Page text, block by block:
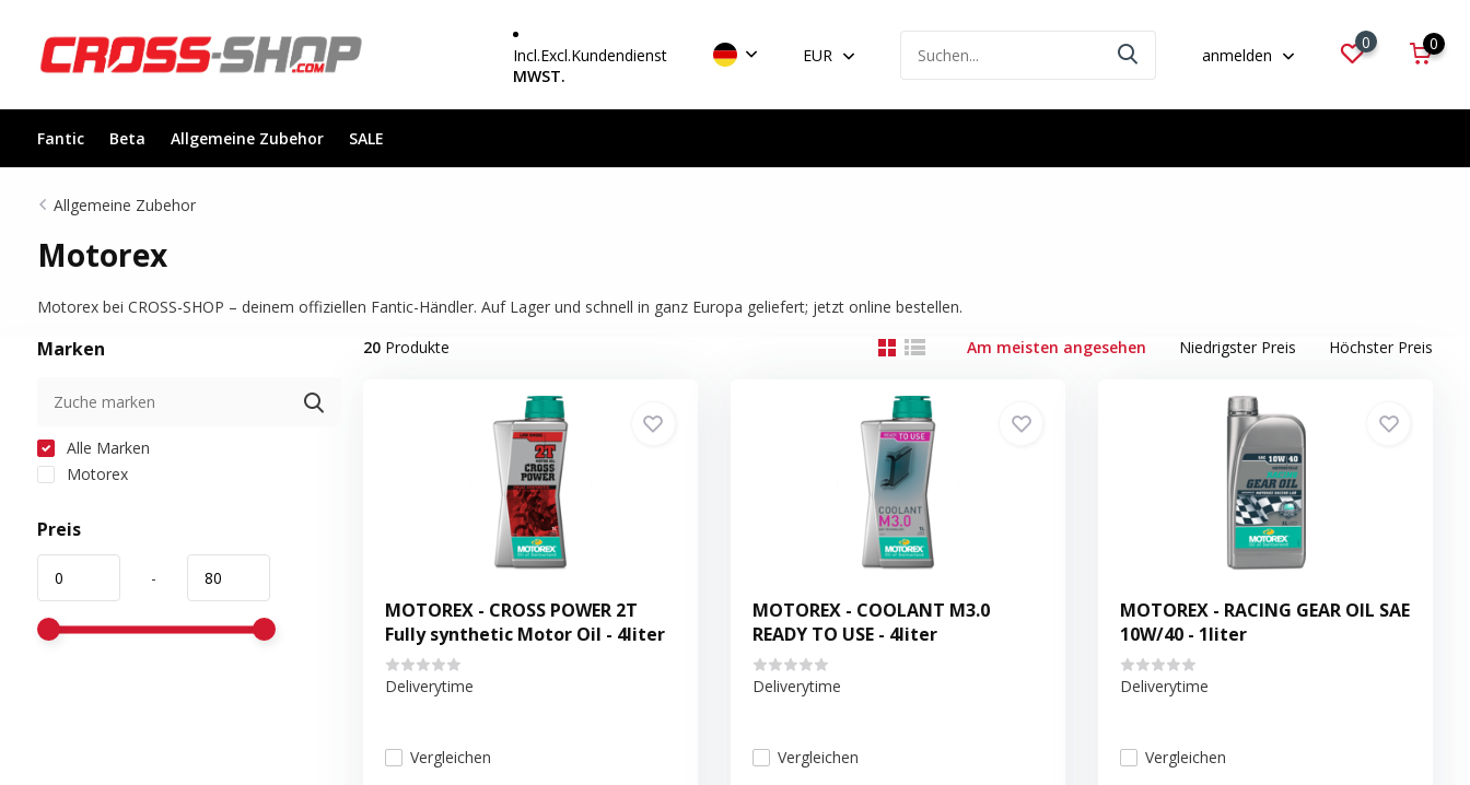
Incl.Excl.
MWST.
Kundendienst EUR anmelden
0 0
Fantic Beta Allgemeine Zubehor SALE
Allgemeine Zubehor
Motorex
Motorex bei CROSS-SHOP – deinem offiziellen Fantic-Händler. Auf Lager und schnell in ganz Europa geliefert; jetzt online bestellen.
Marken
Alle Marken
Motorex
Preis
-
20Produkte Am meisten angesehen Niedrigster Preis Höchster Preis
MOTOREX - CROSS POWER 2T
Fully synthetic Motor Oil - 4liter
Deliverytime
Vergleichen
MOTOREX - COOLANT M3.0
READY TO USE - 4liter
Deliverytime
Vergleichen
MOTOREX - RACING GEAR OIL SAE
10W/40 - 1liter
Deliverytime
Vergleichen